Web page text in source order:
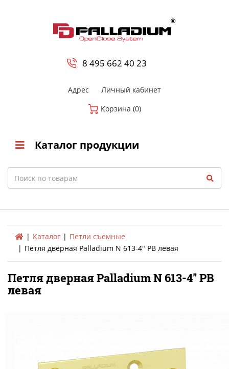
8 495 662 40 23
Адрес
Личный кабинет
Корзина (0)
Каталог продукции
Search
Каталог
Петли съемные
Петля дверная Palladium N 613-4" PB левая
Петля дверная Palladium N 613-4" PB
левая